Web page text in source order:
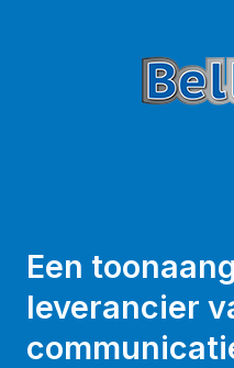
Een
leverancier